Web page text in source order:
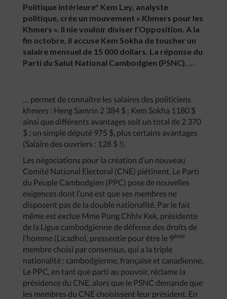
Politique intérieure* Kem Ley, analyste
politique, crée un mouvement « Khmers pour les
Khmers ». Il nie vouloir diviser l’Opposition. A la
fin octobre, il accuse Kem Sokha de toucher un
salaire mensuel de 15 000 dollars. La réponse du
Parti du Salut National Cambodgien (PSNC), …
… permet de connaître les salaires des politiciens
khmers : Heng Samrin 2 384 $ ; Kem Sokha 1180 $
ainsi que différents avantages soit un total de 2 370
$ ; un simple député 975 $, plus certains avantages
(Salaire des ouvriers : 128 $ !).
Les négociations pour la création d’un nouveau
Comité National Electoral (CNE) piétinent. Le Parti
du Peuple Cambodgien (PPC) pose de nouvelles
exigences dont l’une est que ses membres ne
disposent pas de la double nationalité. Par le fait
même est exclue Mme Pung Chhiv Kek, présidente
de la Ligue cambodgienne de défense des droits de
l’homme (Licadho), pressentie pour être le 9ème
membre choisi par consensus, qui a la triple
nationalité : cambodgienne, française et canadienne.
Le PPC, en tant que parti au pouvoir, réclame la
présidence du CNE, alors que le PSNC demande que
les membres du CNE choisissent leur président. En